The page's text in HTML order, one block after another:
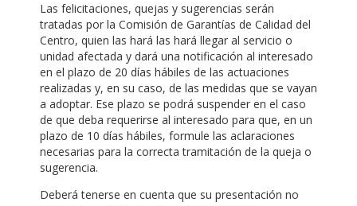
Las felicitaciones, quejas y sugerencias serán
tratadas por la Comisión de Garantías de Calidad del
Centro, quien las hará las hará llegar al servicio o
unidad afectada y dará una notificación al interesado
en el plazo de 20 días hábiles de las actuaciones
realizadas y, en su caso, de las medidas que se vayan
a adoptar. Ese plazo se podrá suspender en el caso
de que deba requerirse al interesado para que, en un
plazo de 10 días hábiles, formule las aclaraciones
necesarias para la correcta tramitación de la queja o
sugerencia.
Deberá tenerse en cuenta que su presentación no